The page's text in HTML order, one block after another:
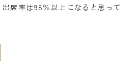
席率は98％以上になると思って